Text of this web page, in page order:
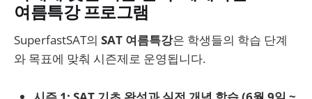
여름특강 프로그램
SuperfastSAT의 SAT 여름특강은 학생들의 학습 단계
와 목표에 맞춰 시즌제로 운영됩니다.